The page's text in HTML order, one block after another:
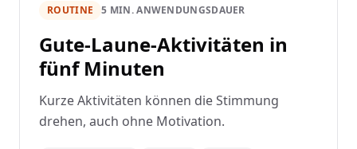
ROUTINE 5 MIN. ANWENDUNGSDAUER
Gute-Laune-Aktivitäten in
fünf Minuten
Kurze Aktivitäten können die Stimmung
drehen, auch ohne Motivation.